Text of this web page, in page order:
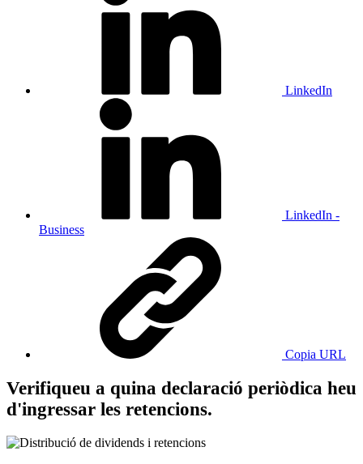
LinkedIn
LinkedIn -
Business
Copia URL
Verifiqueu a quina declaració periòdica heu
d'ingressar les retencions.